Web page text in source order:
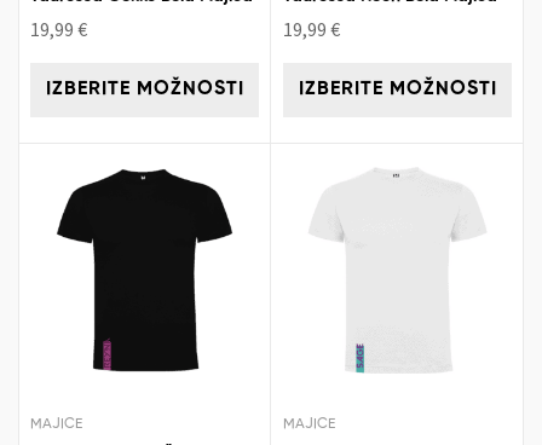
19,99 €
IZBERITE MOŽNOSTI
19,99 €
IZBERITE MOŽNOSTI
MAJICE MAJICE